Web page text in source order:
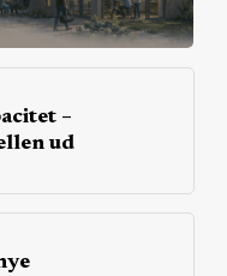
–
ud